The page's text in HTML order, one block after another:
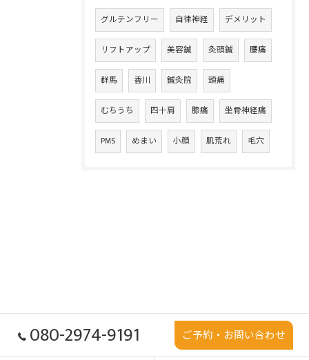
グルテンフリー 自律神経 デメリット
リフトアップ 美容鍼 灸頭鍼 腰痛
群馬 香川 鍼灸院 頭痛
むちうち 四十肩 膝痛 坐骨神経痛
PMS めまい 小顔 肌荒れ 毛穴
080-2974-9191 ご予約・お問い合わせ